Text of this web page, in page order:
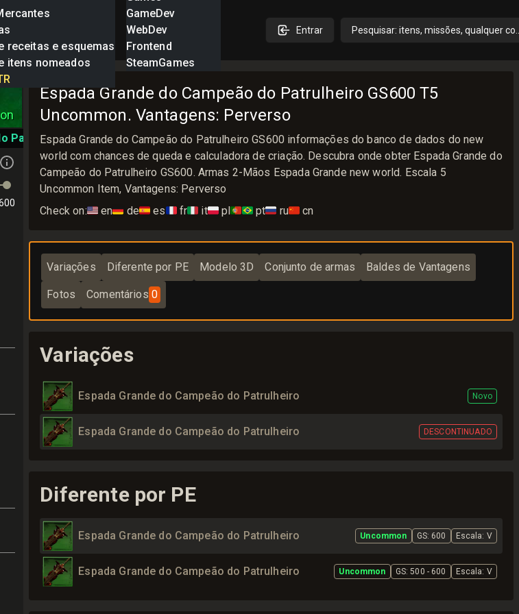
receitas e esquemas
itens nomeados
GameDev
WebDev
Frontend
SteamGames
Entrar Pesquisar: itens, missões, qualquer
Patrulheiro
Espada Grande do Campeão do Patrulheiro GS600 T5
Uncommon. Vantagens: Perverso
Espada Grande do Campeão do Patrulheiro GS600 informações do banco de dados do new
world com chances de queda e calculadora de criação. Descubra onde obter Espada Grande do
Campeão do Patrulheiro GS600. Armas 2-Mãos Espada Grande new world. Escala 5
Uncommon Item, Vantagens: Perverso
Check on:🇺🇸 en🇩🇪 de🇪🇸 es🇫🇷 fr🇮🇹 it🇵🇱 pl🇵🇹🇧🇷 pt🇷🇺 ru🇨🇳 cn
Variações Diferente por PE Modelo 3D Conjunto de armas Baldes de Vantagens
Fotos Comentários 0
Variações
Espada Grande do Campeão do Patrulheiro Novo
Espada Grande do Campeão do Patrulheiro DESCONTINUADO
Diferente por PE
Espada Grande do Campeão do Patrulheiro Uncommon GS: 600 Escala: V
Espada Grande do Campeão do Patrulheiro Uncommon GS:500 - 600 Escala: V